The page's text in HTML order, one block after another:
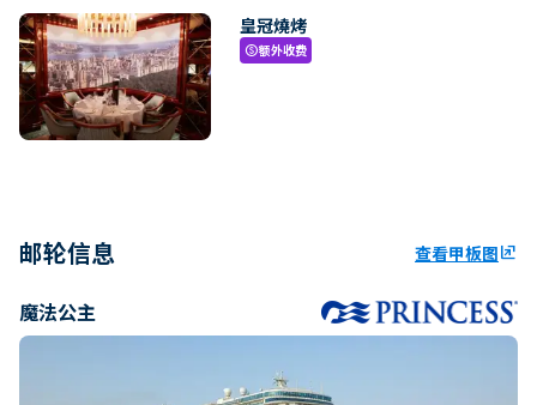
皇冠燒烤
paid额外收费
邮轮信息 查看甲板图ungroup
魔法公主